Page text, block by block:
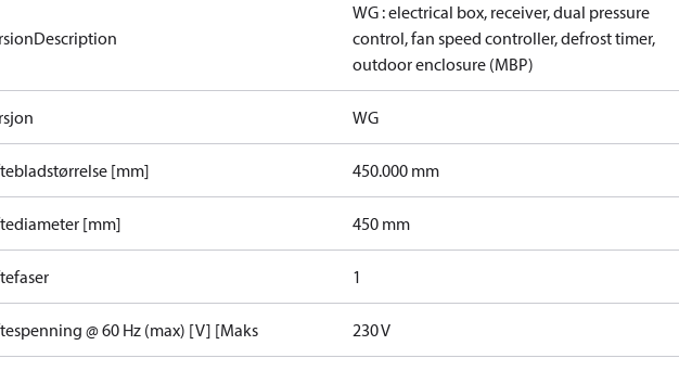
WG : electrical box, receiver, dual pressure
control, fan speed controller, defrost timer,
outdoor enclosure (MBP)
WG
[mm] 450.000 mm
[mm] 450 mm
1
@ 60 Hz (max) [V] [Maks 230 V